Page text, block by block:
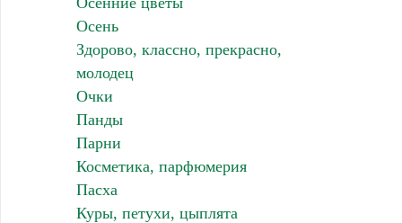
Осень
Здорово, классно, прекрасно,
молодец
Очки
Панды
Парни
Косметика, парфюмерия
Пасха
Куры, петухи, цыплята